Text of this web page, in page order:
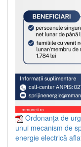
Ordonanța de
unui mecanism de
energie electrică